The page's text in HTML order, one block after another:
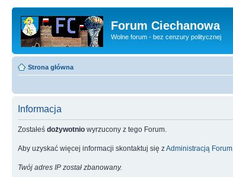
Forum Ciechanowa
Wolne forum - bez cenzury politycznej
Strona główna
Informacja
Zostałeś dożywotnio wyrzucony z tego Forum.
Aby uzyskać więcej informacji skontaktuj się zAdministracją Forum
Twój adres IP został zbanowany.